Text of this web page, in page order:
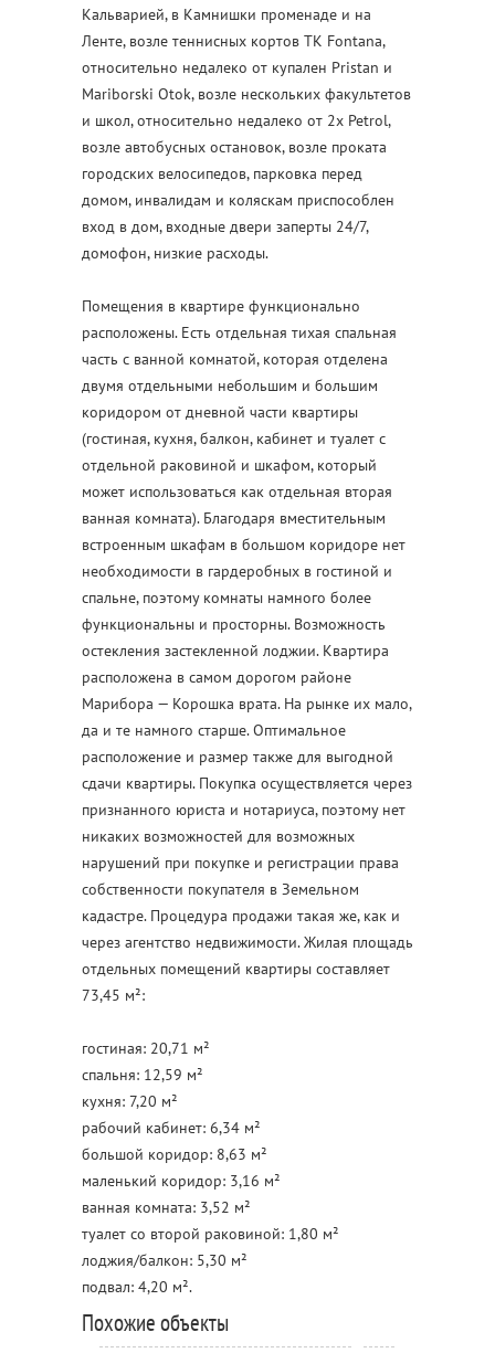
Кальварией, в Камнишки променаде и на
Ленте, возле теннисных кортов ТК Fontana,
относительно недалеко от купален Pristan и
Mariborski Otok, возле нескольких факультетов
и школ, относительно недалеко от 2x Petrol,
возле автобусных остановок, возле проката
городских велосипедов, парковка перед
домом, инвалидам и коляскам приспособлен
вход в дом, входные двери заперты 24/7,
домофон, низкие расходы.
Помещения в квартире функционально
расположены. Есть отдельная тихая спальная
часть с ванной комнатой, которая отделена
двумя отдельными небольшим и большим
коридором от дневной части квартиры
(гостиная, кухня, балкон, кабинет и туалет с
отдельной раковиной и шкафом, который
может использоваться как отдельная вторая
ванная комната). Благодаря вместительным
встроенным шкафам в большом коридоре нет
необходимости в гардеробных в гостиной и
спальне, поэтому комнаты намного более
функциональны и просторны. Возможность
остекления застекленной лоджии. Квартира
расположена в самом дорогом районе
Марибора — Корошка врата. На рынке их мало,
да и те намного старше. Оптимальное
расположение и размер также для выгодной
сдачи квартиры. Покупка осуществляется через
признанного юриста и нотариуса, поэтому нет
никаких возможностей для возможных
нарушений при покупке и регистрации права
собственности покупателя в Земельном
кадастре. Процедура продажи такая же, как и
через агентство недвижимости. Жилая площадь
отдельных помещений квартиры составляет
73,45 м²:
гостиная: 20,71 м²
спальня: 12,59 м²
кухня: 7,20 м²
рабочий кабинет: 6,34 м²
большой коридор: 8,63 м²
маленький коридор: 3,16 м²
ванная комната: 3,52 м²
туалет со второй раковиной: 1,80 м²
лоджия/балкон: 5,30 м²
подвал: 4,20 м².
Похожие объекты